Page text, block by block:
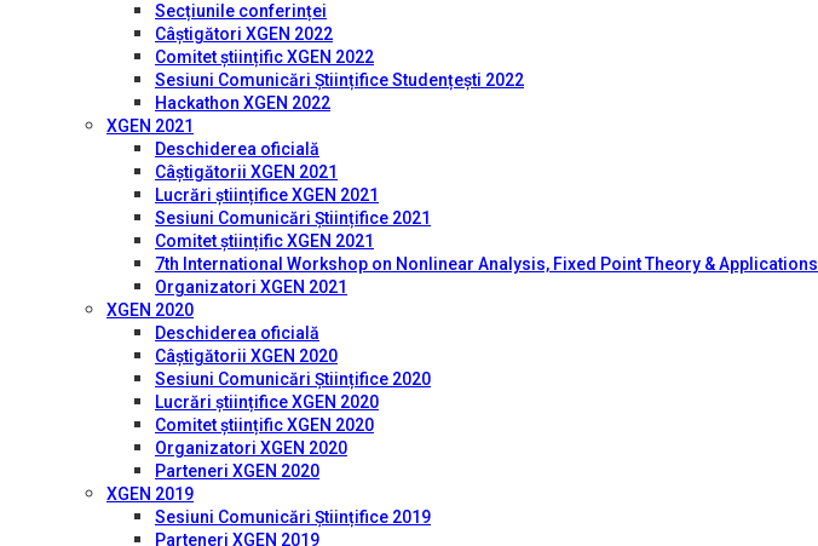
Secțiunile conferinței
Câștigători XGEN 2022
Comitet științific XGEN 2022
Sesiuni Comunicări Științifice Studențești 2022
Hackathon XGEN 2022
XGEN 2021
Deschiderea oficială
Câștigătorii XGEN 2021
Lucrări științifice XGEN 2021
Sesiuni Comunicări Științifice 2021
Comitet științific XGEN 2021
7th International Workshop on Nonlinear Analysis, Fixed Point Theory & Applications
Organizatori XGEN 2021
XGEN 2020
Deschiderea oficială
Câștigătorii XGEN 2020
Sesiuni Comunicări Științifice 2020
Lucrări științifice XGEN 2020
Comitet științific XGEN 2020
Organizatori XGEN 2020
Parteneri XGEN 2020
XGEN 2019
Sesiuni Comunicări Științifice 2019
Parteneri XGEN 2019